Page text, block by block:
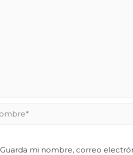
Guarda mi nombre, correo